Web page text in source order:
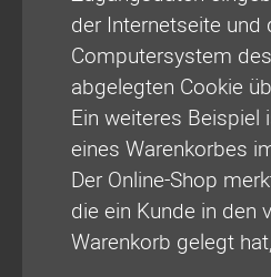
der Internetseite und
Computersystem
abgelegten Cookie
Ein weiteres Beispiel
eines Warenkorbes
Der Online-Shop
die ein Kunde in den
Warenkorb gelegt